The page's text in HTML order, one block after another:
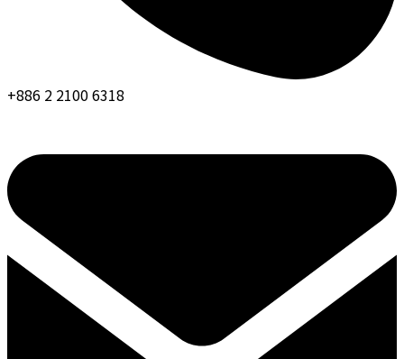
+886 2 2100 6318